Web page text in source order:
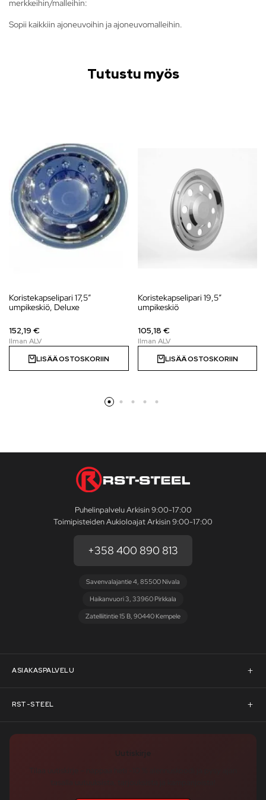
merkkeihin/malleihin:
Sopii kaikkiin ajoneuvoihin ja ajoneuvomalleihin.
Tutustu myös
Koristekapselipari 17,5″
umpikeskiö, Deluxe
152,19 €
LISÄÄ OSTOSKORIIN
Koristekapselipari 19,5″
umpikeskiö
105,18 €
LISÄÄ OSTOSKORIIN
Puhelinpalvelu Arkisin 9:00-17:00
Toimipisteiden Aukioloajat Arkisin 9:00-17:00
+358 400 890 813
Savenvalajantie 4, 85500 Nivala
Haikanvuori 3, 33960 Pirkkala
Zatelliitintie 15 B, 90440 Kempele
ASIAKASPALVELU
Asiakaspalvelu
Pyydä tarjous
RST-STEEL
RST-Steelin tarina
Tukku-asiakkaaksi
Uutiskirje